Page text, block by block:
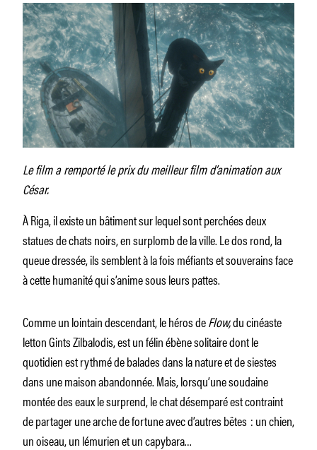
Le film a remporté le prix du meilleur film d’animation aux
César.
À Riga, il existe un bâtiment sur lequel sont perchées deux
statues de chats noirs, en surplomb de la ville. Le dos rond, la
queue dressée, ils semblent à la fois méfiants et souverains face
à cette humanité qui s’anime sous leurs pattes.
Comme un lointain descendant, le héros deFlow,du cinéaste
letton Gints Zilbalodis, est un félin ébène solitaire dont le
quotidien est rythmé de balades dans la nature et de siestes
dans une maison abandonnée. Mais, lorsqu’une soudaine
montée des eaux le surprend, le chat désemparé est contraint
de partager une arche de fortune avec d’autres bêtes : un chien,
un oiseau, un lémurien et un capybara…